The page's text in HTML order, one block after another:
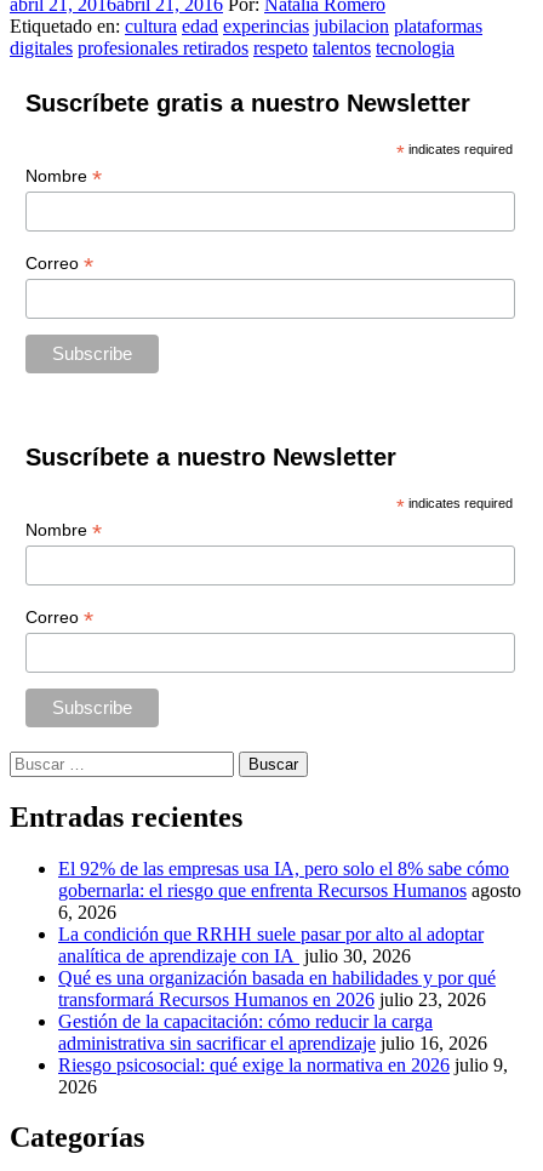
Etiquetado en: cultura edad experincias jubilacion plataformas
digitales profesionales retirados respeto talentos tecnologia
Suscríbete gratis a nuestro Newsletter
* indicates required
Nombre *
Correo *
Suscríbete a nuestro Newsletter
* indicates required
Nombre *
Correo *
Buscar:
Entradas recientes
El 92% de las empresas usa IA, pero solo el 8% sabe cómo
gobernarla: el riesgo que enfrenta Recursos Humanos agosto
6, 2026
La condición que RRHH suele pasar por alto al adoptar
analítica de aprendizaje con IA julio 30, 2026
Qué es una organización basada en habilidades y por qué
transformará Recursos Humanos en 2026 julio 23, 2026
Gestión de la capacitación: cómo reducir la carga
administrativa sin sacrificar el aprendizaje julio 16, 2026
Riesgo psicosocial: qué exige la normativa en 2026 julio 9,
2026
Categorías